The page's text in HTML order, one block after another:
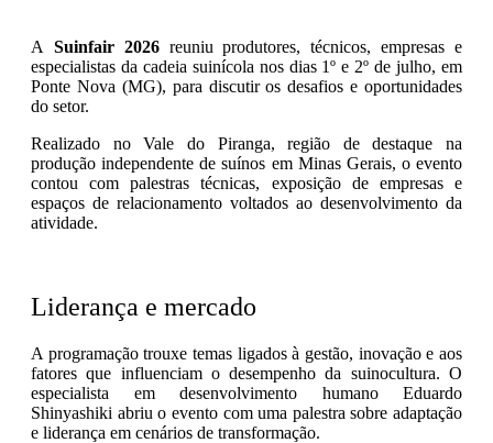
A Suinfair 2026reuniu produtores, técnicos, empresas e
especialistas da cadeia suinícola nos dias 1º e 2º de julho, em
Ponte Nova (MG), para discutir os desafios e oportunidades
do setor.
Realizado no Vale do Piranga, região de destaque na
produção independente de suínos em Minas Gerais, o evento
contou com palestras técnicas, exposição de empresas e
espaços de relacionamento voltados ao desenvolvimento da
atividade.
Liderança e mercado
A programação trouxe temas ligados à gestão, inovação e aos
fatores que influenciam o desempenho da suinocultura. O
especialista em desenvolvimento humano Eduardo
Shinyashiki abriu o evento com uma palestra sobre adaptação
e liderança em cenários de transformação.